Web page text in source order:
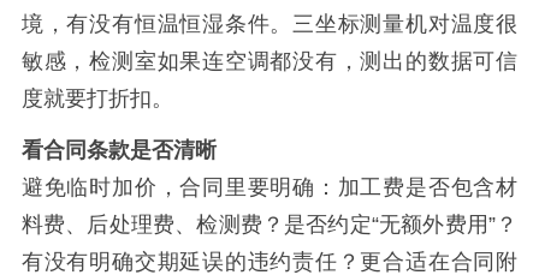
境，有没有恒温恒湿条件。三坐标测量机对温度很
敏感，检测室如果连空调都没有，测出的数据可信
度就要打折扣。
看合同条款是否清晰
避免临时加价，合同里要明确：加工费是否包含材
料费、后处理费、检测费？是否约定“无额外费用”？
有没有明确交期延误的违约责任？更合适在合同附